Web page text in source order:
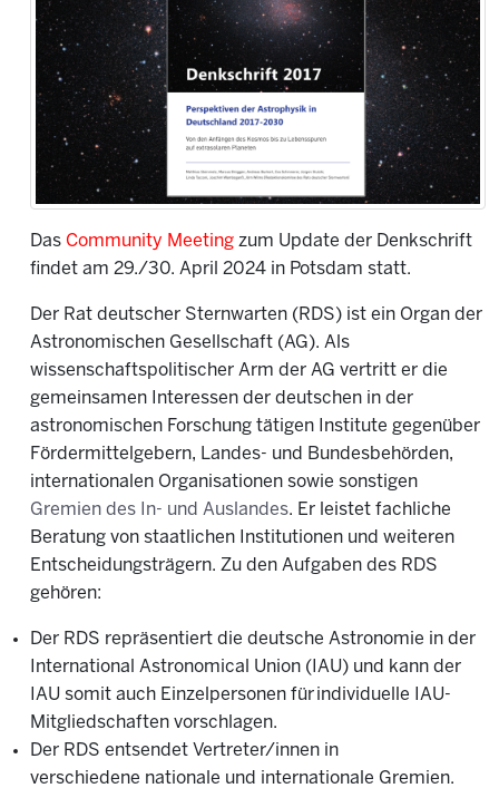
Das Community Meeting zum Update der Denkschrift
findet am 29./30. April 2024 in Potsdam statt.
Der Rat deutscher Sternwarten (RDS) ist ein Organ der
Astronomischen Gesellschaft (AG). Als
wissenschaftspolitischer Arm der AG vertritt er die
gemeinsamen Interessen der deutschen in der
astronomischen Forschung tätigen Institute gegenüber
Fördermittelgebern, Landes- und Bundesbehörden,
internationalen Organisationen sowie sonstigen
Gremien des In- und Auslandes. Er leistet fachliche
Beratung von staatlichen Institutionen und weiteren
Entscheidungsträgern. Zu den Aufgaben des RDS
gehören:
Der RDS repräsentiert die deutsche Astronomie in der
International Astronomical Union (IAU) und kann der
IAU somit auch Einzelpersonen für individuelle IAU-
Mitgliedschaften vorschlagen.
Der RDS entsendet Vertreter/innen in
verschiedene nationale und internationale Gremien.